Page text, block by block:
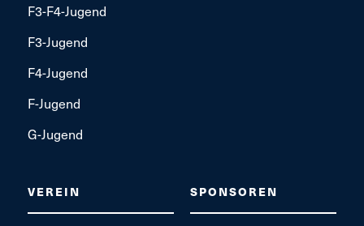
F3-F4-Jugend
F3-Jugend
F4-Jugend
F-Jugend
G-Jugend
VEREIN SPONSOREN